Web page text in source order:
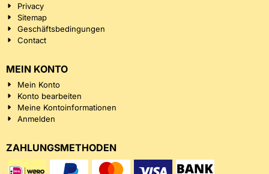
Privacy
Sitemap
Geschäftsbedingungen
Contact
MEIN KONTO
Mein Konto
Konto bearbeiten
Meine Kontoinformationen
Anmelden
ZAHLUNGSMETHODEN